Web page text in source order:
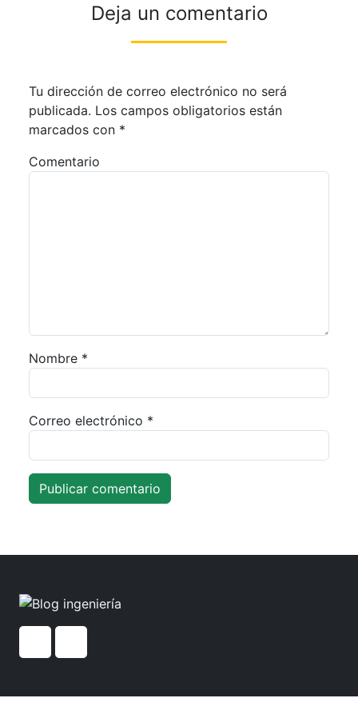
Deja un comentario
Tu dirección de correo electrónico no será
publicada. Los campos obligatorios están
marcados con *
Comentario
Nombre *
Correo electrónico *